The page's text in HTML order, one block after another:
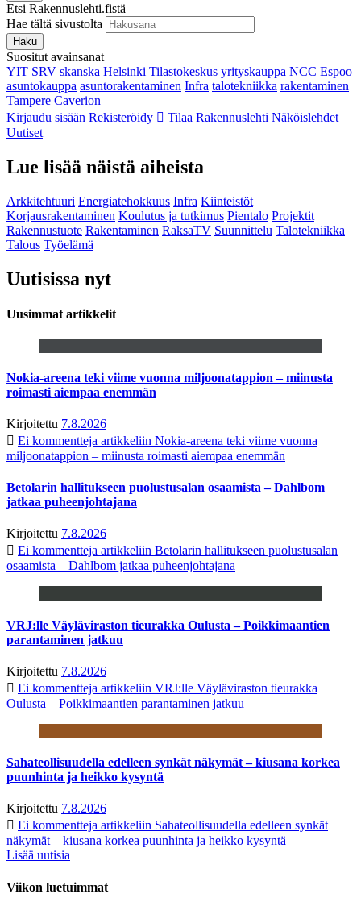
Etsi Rakennuslehti.fistä
Hae tältä sivustolta
Haku
Suositut avainsanat
YIT SRV skanska Helsinki Tilastokeskus yrityskauppa NCC Espoo
asuntokauppa asuntorakentaminen Infra talotekniikka rakentaminen
Tampere Caverion
Kirjaudu sisään Rekisteröidy Tilaa Rakennuslehti Näköislehdet
Uutiset
Lue lisää näistä aiheista
Arkkitehtuuri Energiatehokkuus Infra Kiinteistöt
Korjausrakentaminen Koulutus ja tutkimus Pientalo Projektit
Rakennustuote Rakentaminen RaksaTV Suunnittelu Talotekniikka
Talous Työelämä
Uutisissa nyt
Uusimmat artikkelit
Nokia-areena teki viime vuonna miljoonatappion – miinusta
roimasti aiempaa enemmän
Kirjoitettu 7.8.2026
Ei kommentteja artikkeliin Nokia-areena teki viime vuonna
miljoonatappion – miinusta roimasti aiempaa enemmän
Betolarin hallitukseen puolustusalan osaamista – Dahlbom
jatkaa puheenjohtajana
Kirjoitettu 7.8.2026
Ei kommentteja artikkeliin Betolarin hallitukseen puolustusalan
osaamista – Dahlbom jatkaa puheenjohtajana
VRJ:lle Väyläviraston tieurakka Oulusta – Poikkimaantien
parantaminen jatkuu
Kirjoitettu 7.8.2026
Ei kommentteja artikkeliin VRJ:lle Väyläviraston tieurakka
Oulusta – Poikkimaantien parantaminen jatkuu
Sahateollisuudella edelleen synkät näkymät – kiusana korkea
puunhinta ja heikko kysyntä
Kirjoitettu 7.8.2026
Ei kommentteja artikkeliin Sahateollisuudella edelleen synkät
näkymät – kiusana korkea puunhinta ja heikko kysyntä
Lisää uutisia
Viikon luetuimmat